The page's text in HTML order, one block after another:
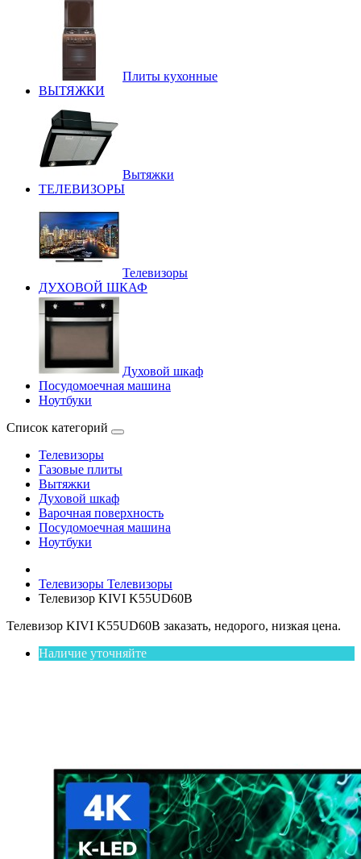
Плиты кухонные
ВЫТЯЖКИ
Вытяжки
ТЕЛЕВИЗОРЫ
Телевизоры
ДУХОВОЙ ШКАФ
Духовой шкаф
Посудомоечная машина
Ноутбуки
Список категорий
Телевизоры
Газовые плиты
Вытяжки
Духовой шкаф
Варочная поверхность
Посудомоечная машина
Ноутбуки
Телевизоры Телевизоры
Телевизор KIVI K55UD60B
Телевизор KIVI K55UD60B заказать, недорого, низкая цена.
Наличие уточняйте